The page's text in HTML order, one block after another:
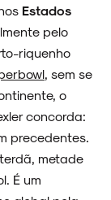
Estados
pelo
riquenho
, sem se
o
concorda:
precedentes.
metade
É um